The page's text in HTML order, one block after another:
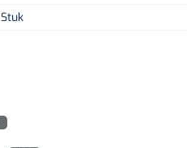
Stuk